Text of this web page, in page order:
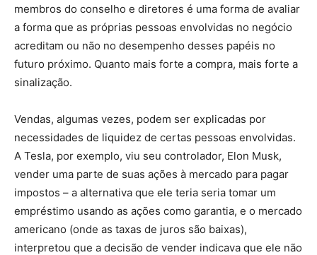
membros do conselho e diretores é uma forma de avaliar
a forma que as próprias pessoas envolvidas no negócio
acreditam ou não no desempenho desses papéis no
futuro próximo. Quanto mais forte a compra, mais forte a
sinalização.
Vendas, algumas vezes, podem ser explicadas por
necessidades de liquidez de certas pessoas envolvidas.
A Tesla, por exemplo, viu seu controlador, Elon Musk,
vender uma parte de suas ações à mercado para pagar
impostos – a alternativa que ele teria seria tomar um
empréstimo usando as ações como garantia, e o mercado
americano (onde as taxas de juros são baixas),
interpretou que a decisão de vender indicava que ele não